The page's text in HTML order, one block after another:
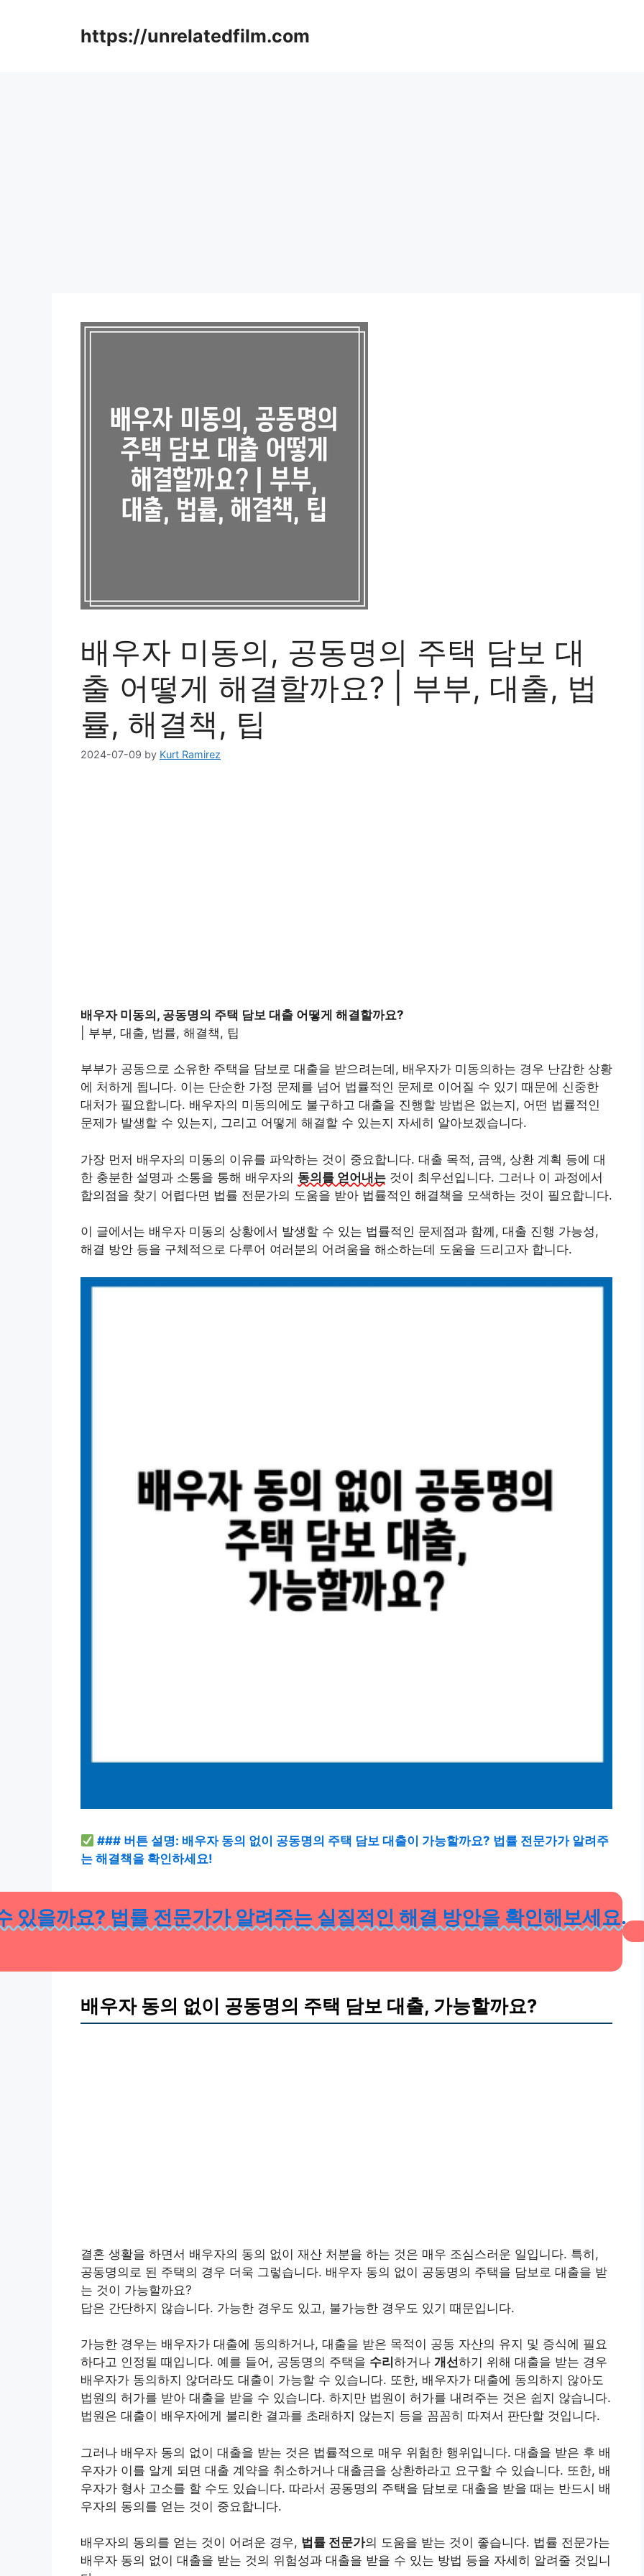
https://unrelatedfilm.com
배우자 미동의, 공동명의 주택 담보 대
출 어떻게 해결할까요? | 부부, 대출, 법
률, 해결책, 팁
2024-07-09 by Kurt Ramirez
배우자 미동의, 공동명의 주택 담보 대출 어떻게 해결할까요?
| 부부, 대출, 법률, 해결책, 팁
부부가 공동으로 소유한 주택을 담보로 대출을 받으려는데, 배우자가 미동의하는 경우 난감한 상황
에 처하게 됩니다. 이는 단순한 가정 문제를 넘어 법률적인 문제로 이어질 수 있기 때문에 신중한
대처가 필요합니다. 배우자의 미동의에도 불구하고 대출을 진행할 방법은 없는지, 어떤 법률적인
문제가 발생할 수 있는지, 그리고 어떻게 해결할 수 있는지 자세히 알아보겠습니다.
가장 먼저 배우자의 미동의 이유를 파악하는 것이 중요합니다. 대출 목적, 금액, 상환 계획 등에 대
한 충분한 설명과 소통을 통해 배우자의 동의를 얻어내는 것이 최우선입니다. 그러나 이 과정에서
합의점을 찾기 어렵다면 법률 전문가의 도움을 받아 법률적인 해결책을 모색하는 것이 필요합니다.
이 글에서는 배우자 미동의 상황에서 발생할 수 있는 법률적인 문제점과 함께, 대출 진행 가능성,
해결 방안 등을 구체적으로 다루어 여러분의 어려움을 해소하는데 도움을 드리고자 합니다.
### 버튼 설명: 배우자 동의 없이 공동명의 주택 담보 대출이 가능할까요? 법률 전문가가 알려주
는 해결책을 확인하세요!
있을까요? 법률 전문가가 알려주는 실질적인 해결 방안을 확인해보세요.
배우자 동의 없이 공동명의 주택 담보 대출, 가능할까요?
결혼 생활을 하면서 배우자의 동의 없이 재산 처분을 하는 것은 매우 조심스러운 일입니다. 특히,
공동명의로 된 주택의 경우 더욱 그렇습니다. 배우자 동의 없이 공동명의 주택을 담보로 대출을 받
는 것이 가능할까요?
답은 간단하지 않습니다. 가능한 경우도 있고, 불가능한 경우도 있기 때문입니다.
가능한 경우는 배우자가 대출에 동의하거나, 대출을 받은 목적이 공동 자산의 유지 및 증식에 필요
하다고 인정될 때입니다. 예를 들어, 공동명의 주택을 수리 하거나 개선하기 위해 대출을 받는 경우
배우자가 동의하지 않더라도 대출이 가능할 수 있습니다. 또한, 배우자가 대출에 동의하지 않아도
법원의 허가를 받아 대출을 받을 수 있습니다. 하지만 법원이 허가를 내려주는 것은 쉽지 않습니다.
법원은 대출이 배우자에게 불리한 결과를 초래하지 않는지 등을 꼼꼼히 따져서 판단할 것입니다.
그러나 배우자 동의 없이 대출을 받는 것은 법률적으로 매우 위험한 행위입니다. 대출을 받은 후 배
우자가 이를 알게 되면 대출 계약을 취소하거나 대출금을 상환하라고 요구할 수 있습니다. 또한, 배
우자가 형사 고소를 할 수도 있습니다. 따라서 공동명의 주택을 담보로 대출을 받을 때는 반드시 배
우자의 동의를 얻는 것이 중요합니다.
배우자의 동의를 얻는 것이 어려운 경우, 법률 전문가의 도움을 받는 것이 좋습니다. 법률 전문가는
배우자 동의 없이 대출을 받는 것의 위험성과 대출을 받을 수 있는 방법 등을 자세히 알려줄 것입니